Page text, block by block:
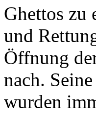
Ghettos zu
und
Öffnung
nach.
wurden